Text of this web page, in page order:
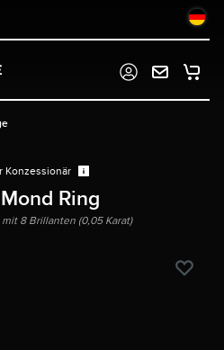
Konzessionär
Ring
8 Brillanten (0,05 Karat)